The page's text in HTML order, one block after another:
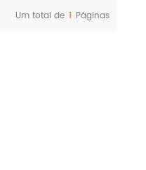
Um total de 1 Páginas